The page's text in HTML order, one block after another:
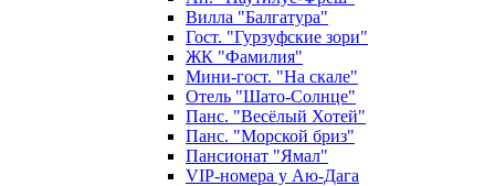
Вилла "Балгатура"
Гост. "Гурзуфские зори"
ЖК "Фамилия"
Мини-гост. "На скале"
Отель "Шато-Солнце"
Панс. "Весёлый Хотей"
Панс. "Морской бриз"
Пансионат "Ямал"
VIP-номера у Аю-Дага